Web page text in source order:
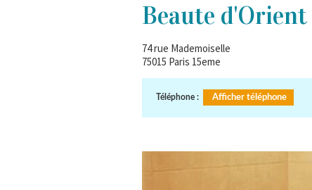
Beaute d'Orient
74 rue Mademoiselle
75015 Paris 15eme
Téléphone : Afficher téléphone